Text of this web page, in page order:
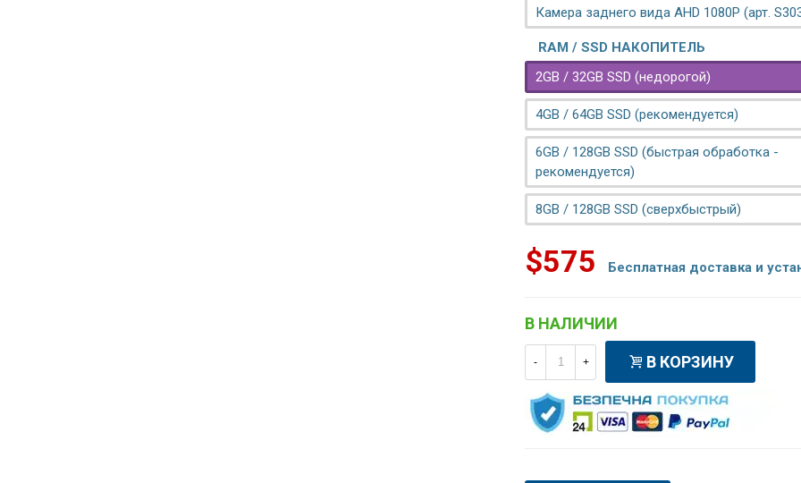
Камера заднего вида AHD 1080P (арт.
RAM / SSD НАКОПИТЕЛЬ
2GB / 32GB SSD (недорогой)
4GB / 64GB SSD (рекомендуется)
6GB / 128GB SSD (быстрая обработка -
рекомендуется)
8GB / 128GB SSD (сверхбыстрый)
$575 Бесплатная доставка и
В НАЛИЧИИ
- + В КОРЗИНУ